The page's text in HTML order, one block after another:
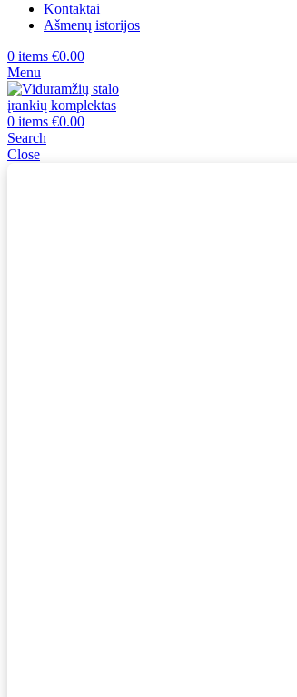
Kontaktai
Ašmenų istorijos
0 items €0.00
Menu
0 items €0.00
Search
Close